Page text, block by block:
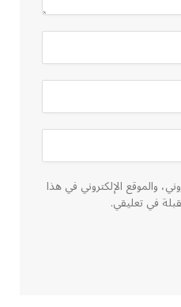
والموقع الإلكتروني في هذا
في تعليقي.